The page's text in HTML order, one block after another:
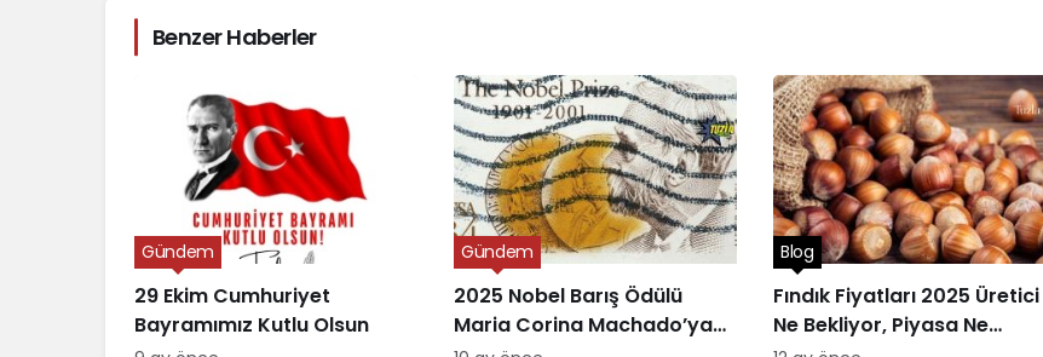
Benzer Haberler
29 Ekim Cumhuriyet
Bayramımız Kutlu Olsun
Gündem
2025 Nobel Barış Ödülü
Maria Corina Machado’ya
Gündem
Fındık Fiyatları 2025 Üretici
Ne Bekliyor, Piyasa Ne
Blog